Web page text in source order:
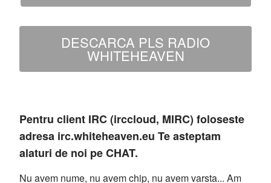
DESCARCA PLS RADIO
WHITEHEAVEN
Pentru client IRC (irccloud, MIRC) foloseste
adresa irc.whiteheaven.eu Te asteptam
alaturi de noi pe CHAT.
Nu avem nume, nu avem chip, nu avem varsta... Am